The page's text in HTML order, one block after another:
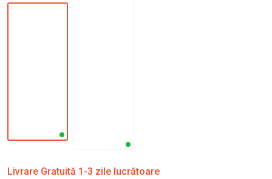
Livrare Gratuită 1-3 zile lucrătoare